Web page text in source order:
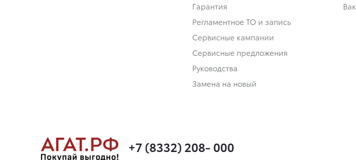
Гарантия
Регламентное ТО и запись
Сервисные кампании
Сервисные предложения
Руководства
Замена на новый
+7 (8332) 208- 000